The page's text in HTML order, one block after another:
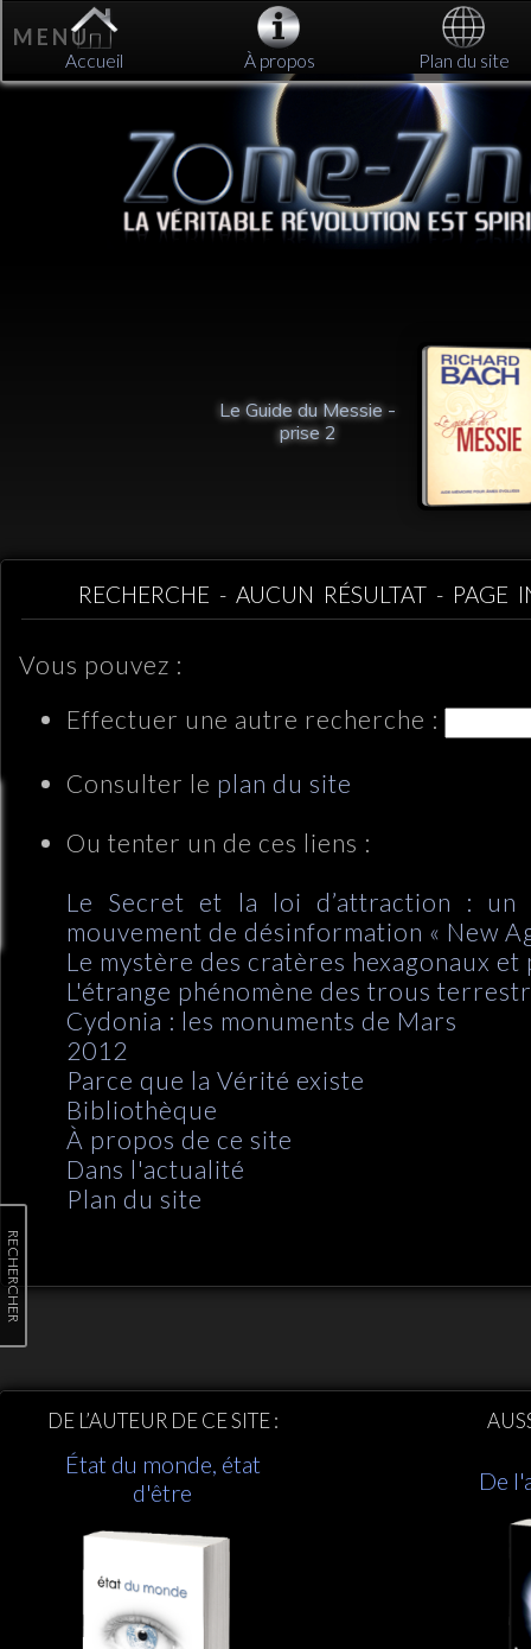
M E N U
Le Guide du Messie -
prise 2
RECHERCHE - AUCUN RÉSULTAT - PAGE
Vous pouvez :
Effectuer une autre recherche :
Consulter le plan du site
Ou tenter un de ces liens :
Le Secret et la loi d’attraction : un
mouvement de désinformation « New
Le mystère des cratères hexagonaux et
L'étrange phénomène des trous
Cydonia : les monuments de Mars
2012
Parce que la Vérité existe
Bibliothèque
À propos de ce site
Dans l'actualité
Plan du site
DE L’AUTEUR DE CE SITE :
État du monde, état
d'être
De
Accueil À propos Plan du site
RECHERCHER